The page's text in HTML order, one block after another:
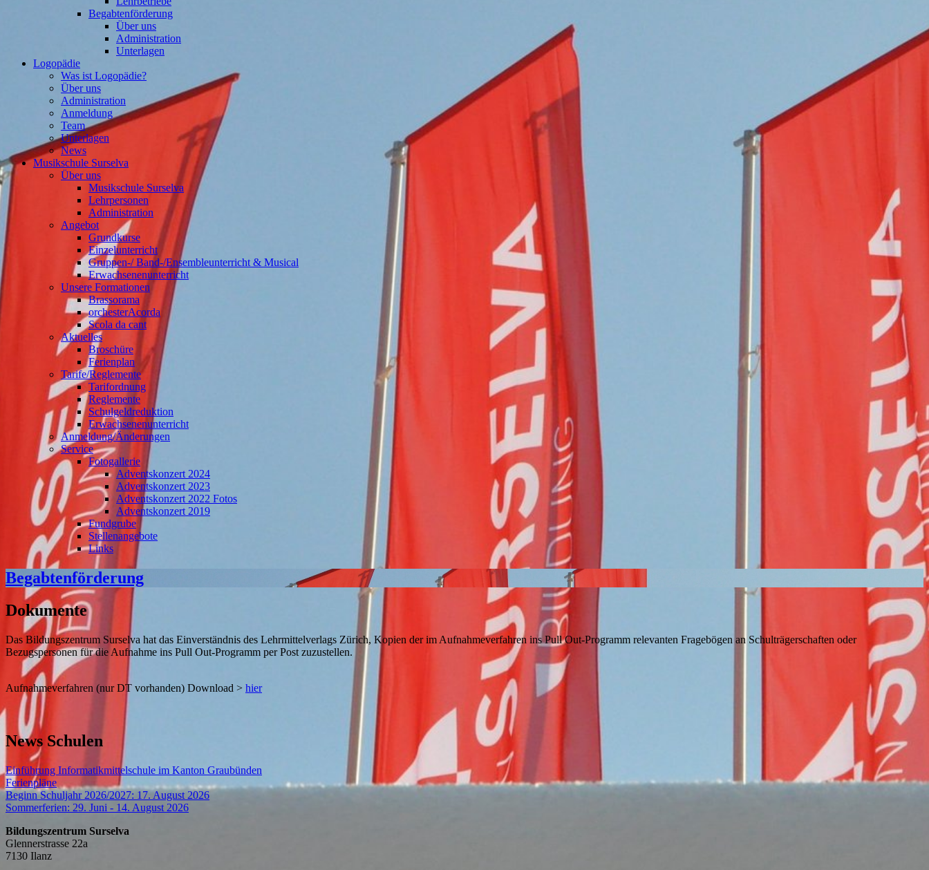
Begabtenförderung
Über uns
Administration
Unterlagen
Logopädie
Was ist Logopädie?
Über uns
Administration
Anmeldung
Team
Unterlagen
News
Musikschule Surselva
Über uns
Musikschule Surselva
Lehrpersonen
Administration
Angebot
Grundkurse
Einzelunterricht
Gruppen-/ Band-/Ensembleunterricht & Musical
Erwachsenenunterricht
Unsere Formationen
Brassorama
orchesterAcorda
Scola da cant
Aktuelles
Broschüre
Ferienplan
Tarife/Reglemente
Tarifordnung
Reglemente
Schulgeldreduktion
Erwachsenenunterricht
Anmeldung/Änderungen
Service
Fotogallerie
Adventskonzert 2024
Adventskonzert 2023
Adventskonzert 2022 Fotos
Adventskonzert 2019
Fundgrube
Stellenangebote
Links
Begabtenförderung
Dokumente
Das Bildungszentrum Surselva hat das Einverständnis des Lehrmittelverlags Zürich, Kopien der im Aufnahmeverfahren ins Pull Out-Programm relevanten Fragebögen an Schulträgerschaften oder
Bezugspersonen für die Aufnahme ins Pull Out-Programm per Post zuzustellen.
Aufnahmeverfahren (nur DT vorhanden) Download > hier
News Schulen
Einführung Informatikmittelschule im Kanton Graubünden
Ferienpläne
Beginn Schuljahr 2026/2027: 17. August 2026
Sommerferien: 29. Juni - 14. August 2026
Bildungszentrum Surselva
Glennerstrasse 22a
7130 Ilanz